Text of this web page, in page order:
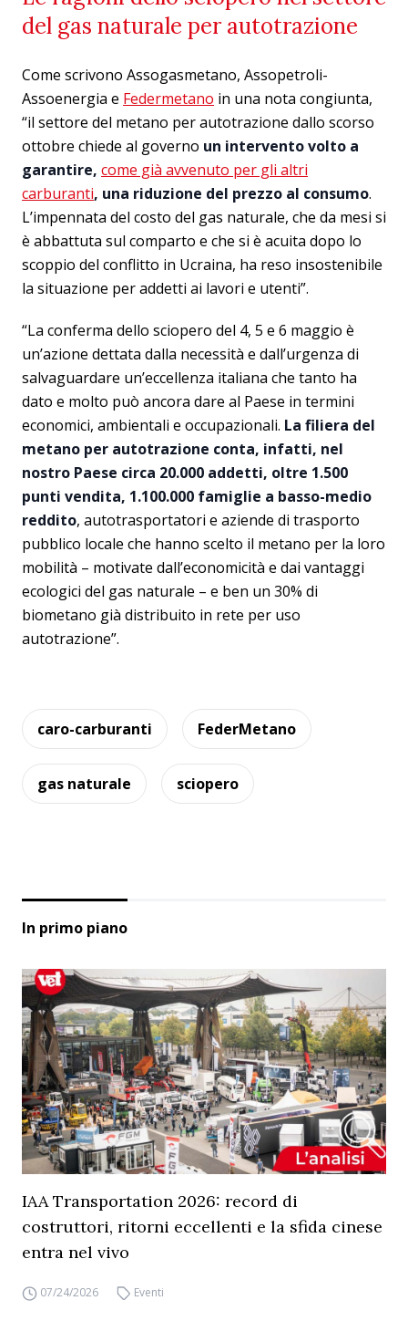
del gas naturale per autotrazione
Come scrivono Assogasmetano, Assopetroli-
Assoenergia e Federmetano in una nota congiunta,
“il settore del metano per autotrazione dallo scorso
ottobre chiede al governo un intervento volto a
garantire, come già avvenuto per gli altri
carburanti, una riduzione del prezzo al consumo.
L’impennata del costo del gas naturale, che da mesi si
è abbattuta sul comparto e che si è acuita dopo lo
scoppio del conflitto in Ucraina, ha reso insostenibile
la situazione per addetti ai lavori e utenti”.
“La conferma dello sciopero del 4, 5 e 6 maggio è
un’azione dettata dalla necessità e dall’urgenza di
salvaguardare un’eccellenza italiana che tanto ha
dato e molto può ancora dare al Paese in termini
economici, ambientali e occupazionali. La filiera del
metano per autotrazione conta, infatti, nel
nostro Paese circa 20.000 addetti, oltre 1.500
punti vendita, 1.100.000 famiglie a basso-medio
reddito, autotrasportatori e aziende di trasporto
pubblico locale che hanno scelto il metano per la loro
mobilità – motivate dall’economicità e dai vantaggi
ecologici del gas naturale – e ben un 30% di
biometano già distribuito in rete per uso
autotrazione”.
caro-carburanti FederMetano
gas naturale sciopero
In primo piano
IAA Transportation 2026: record di
costruttori, ritorni eccellenti e la sfida cinese
entra nel vivo
07/24/2026 Eventi